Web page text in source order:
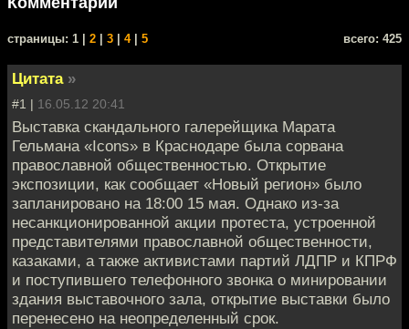
cтраницы: 1 | 2 3 4| 5 всего: 425
Цитата »
#1 | 16.05.12 20:41
Выставка скандального галерейщика Марата
Гельмана «Icons» в Краснодаре была сорвана
православной общественностью. Открытие
экспозиции, как сообщает «Новый регион» было
запланировано на 18:00 15 мая. Однако из-за
несанкционированной акции протеста, устроенной
представителями православной общественности,
казаками, а также активистами партий ЛДПР и КПРФ
и поступившего телефонного звонка о минировании
здания выставочного зала, открытие выставки было
перенесено на неопределенный срок.